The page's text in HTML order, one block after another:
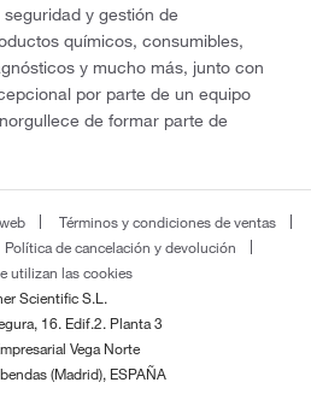
y gestión de
químicos, consumibles,
y mucho más, junto con
por parte de un equipo
de formar parte de
Términos y condiciones de ventas
Política de cancelación y devolución
utilizan las cookies
Scientific S.L.
16. Edif.2. Planta 3
Vega Norte
(Madrid), ESPAÑA